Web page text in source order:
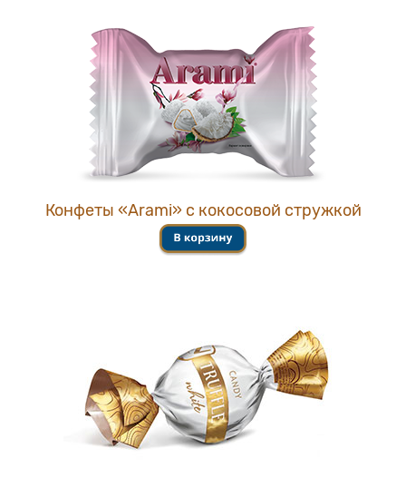
Конфеты «Arami» с кокосовой стружкой